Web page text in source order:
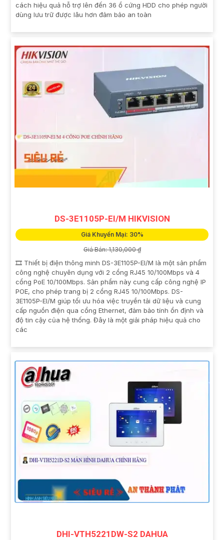
cách hiệu quả hỗ trợ lên đến 36 ổ cứng HDD cho phép người
dùng lưu trữ được lâu hơn đảm bảo an toàn
DS-3E1105P-EI/M HIKVISION
Giá Khuyến Mại: 30%
Giá Bán: 1,130,000 ₫
🎞 Thiết bị điện thông minh DS-3E1105P-EI/M là một sản phẩm
công nghệ chuyên dụng với 2 cổng RJ45 10/100Mbps và 4
cổng PoE 10/100Mbps. Sản phẩm này cung cấp công nghệ IP
POE, cho phép trang bị 2 cổng RJ45 10/100Mbps. DS-
3E1105P-EI/M giúp tối ưu hóa việc truyền tải dữ liệu và cung
cấp nguồn điện qua cổng Ethernet, đảm bảo tính ổn định và
độ tin cậy của hệ thống. Đây là một giải pháp hiệu quả cho
các
DHI-VTH5221DW-S2 DAHUA